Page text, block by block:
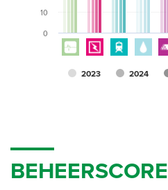
2023 2024
0
10
BEHEERSCORE